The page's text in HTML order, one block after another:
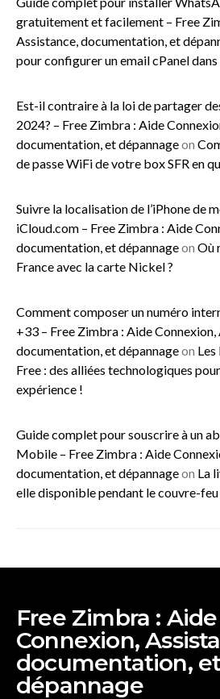
gratuitement et facilement – Free
Assistance, documentation, et
pour configurer un email cPanel
Est-il contraire à la loi de partager
2024? – Free Zimbra : Aide
documentation, et dépannageon
de passe WiFi de votre box SFR en
Suivre la localisation de l’iPhone de
iCloud.com – Free Zimbra : Aide
documentation, et dépannageon Où
France avec la carte Nickel ?
Comment composer un numéro
+33 – Free Zimbra : Aide Connexion,
documentation, et dépannageon
Free : des alliées technologiques
expérience !
Guide complet pour souscrire à un
Mobile – Free Zimbra : Aide
documentation, et dépannageon La
elle disponible pendant le couvre-feu
Free Zimbra : Aide
Connexion,
documentation,
dépannage